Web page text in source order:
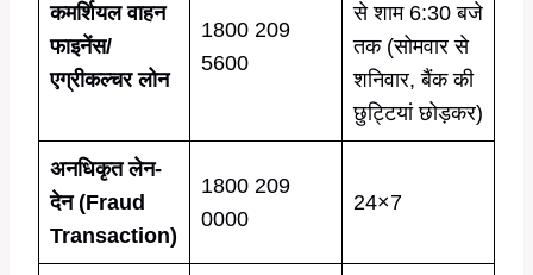
कमर्शियल वाहन
फाइनेंस/
एग्रीकल्चर लोन
1800 209
5600
से शाम 6:30 बजे
तक (सोमवार से
शनिवार, बैंक की
छुट्टियां छोड़कर)
अनधिकृत लेन-
देन (Fraud
Transaction)
1800 209
0000
24×7